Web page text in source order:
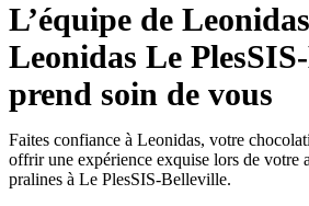
L’équipe de
Leonidas Le
prend soin de vous
Faites confiance à Leonidas, votre
offrir une expérience exquise lors de votre
pralines à Le PlesSIS-Belleville.